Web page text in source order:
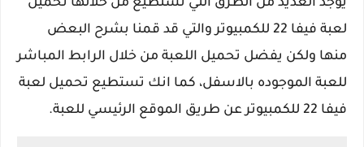
يوجد العديد من الطرق التي تستطيع من خلالها تحميل
لعبة فيفا 22 للكمبيوتر والتي قد قمنا بشرح البعض
منها ولكن يفضل تحميل اللعبة من خلال الرابط المباشر
للعبة الموجوده بالاسفل، كما انك تستطيع تحميل لعبة
فيفا 22 للكمبيوتر عن طريق الموقع الرئيسي للعبة.